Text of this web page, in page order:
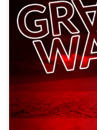
Vergleich der
Realität der aktuellen